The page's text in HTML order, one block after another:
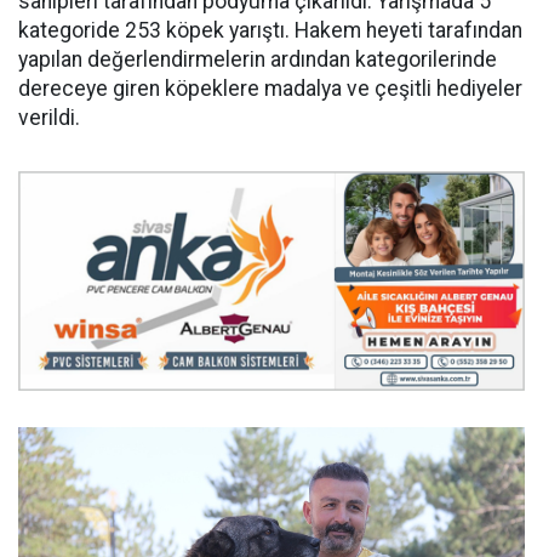
kategoride 253 köpek yarıştı. Hakem heyeti tarafından
yapılan değerlendirmelerin ardından kategorilerinde
dereceye giren köpeklere madalya ve çeşitli hediyeler
verildi.